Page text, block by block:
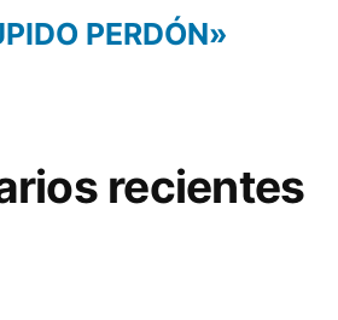
PERDÓN»
recientes